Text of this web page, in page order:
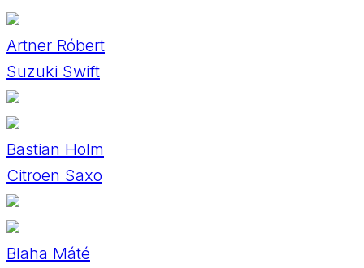
Artner Róbert
Suzuki Swift
Bastian Holm
Citroen Saxo
Blaha Máté